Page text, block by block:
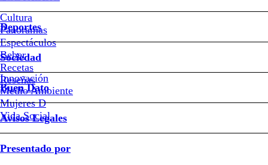
Cultura
Panoramas
Espectáculos
Beber
Recetas
Reseñas
Deportes
Sociedad
Innovación
Medio Ambiente
Mujeres D
Vida Social
Buen Dato
Avisos Legales
Presentado por
Asesor
económico
de
Kast
Notas relacionadas
21 de Noviembre de 2025